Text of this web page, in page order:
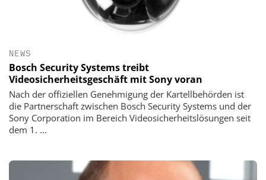
NEWS
Bosch Security Systems treibt
Videosicherheitsgeschäft mit Sony voran
Nach der offiziellen Genehmigung der Kartellbehörden ist
die Partnerschaft zwischen Bosch Security Systems und der
Sony Corporation im Bereich Videosicherheitslösungen seit
dem 1. ...